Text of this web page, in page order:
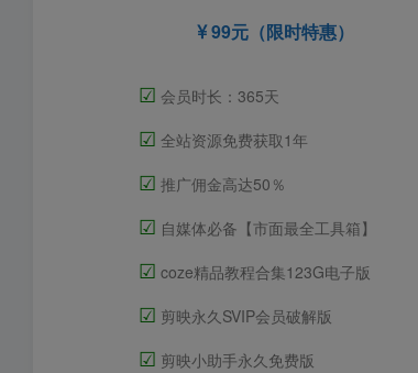
99元（限时特惠）
☑ 会员时长：365天
☑ 全站资源免费获取1年
☑ 推广佣金高达50％
☑ 自媒体必备【市面最全工具箱】
☑ coze精品教程合集123G电子版
☑ 剪映永久SVIP会员破解版
☑ 剪映小助手永久免费版